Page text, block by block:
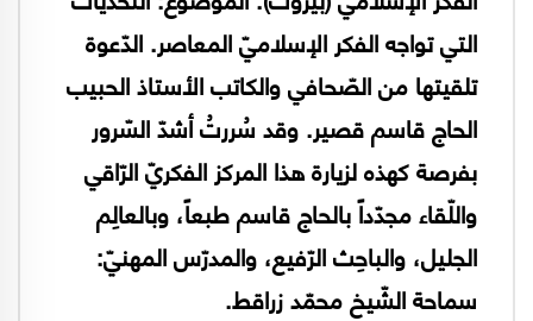
التي تواجه الفكر الإسلاميّ المعاصر. الدّعوة
تلقيتها من الصّحافي والكاتب الأستاذ الحبيب
الحاج قاسم قصير. وقد سُررتُ أشدّ السّرور
بفرصة كهذه لزيارة هذا المركز الفكريّ الرّاقي
واللّقاء مجدّداً بالحاج قاسم طبعاً، وبالعالِم
الجليل، والباحِث الرّفيع، والمدرّس المهنيّ:
سماحة الشّيخ محمّد زراقط.